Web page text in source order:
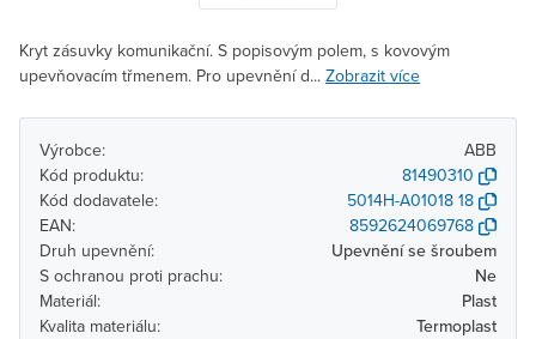
Kryt zásuvky komunikační. S popisovým polem, s kovovým
upevňovacím třmenem. Pro upevnění d... Zobrazit více
Výrobce:
ABB
Kód produktu:
81490310
Kód dodavatele:
5014H-A01018 18
EAN:
8592624069768
Druh upevnění:
Upevnění se šroubem
S ochranou proti prachu:
Ne
Materiál:
Plast
Kvalita materiálu:
Termoplast